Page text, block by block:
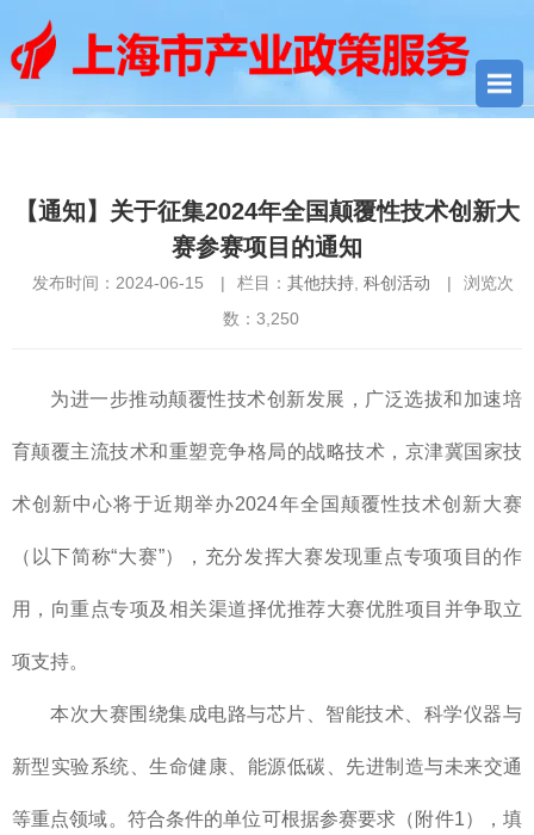
【通知】关于征集2024年全国颠覆性技术创新大
赛参赛项目的通知
发布时间：2024-06-15 | 栏目： 其他扶持 科创活动 |
浏览次
数： 3,250
为进一步推动颠覆性技术创新发展，广泛选拔和加速培
育颠覆主流技术和重塑竞争格局的战略技术，京津冀国家技
术创新中心将于近期举办2024年全国颠覆性技术创新大赛
（以下简称“大赛”），充分发挥大赛发现重点专项项目的作
用，向重点专项及相关渠道择优推荐大赛优胜项目并争取立
项支持。
本次大赛围绕集成电路与芯片、智能技术、科学仪器与
新型实验系统、生命健康、能源低碳、先进制造与未来交通
等重点领域。符合条件的单位可根据参赛要求（附件1），填